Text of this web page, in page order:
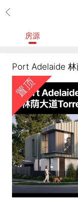
房源
Port Adelaide